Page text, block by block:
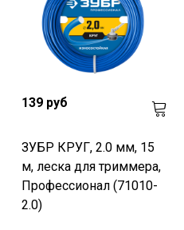
139 руб
ЗУБР КРУГ, 2.0 мм, 15
м, леска для триммера,
Профессионал (71010-
2.0)